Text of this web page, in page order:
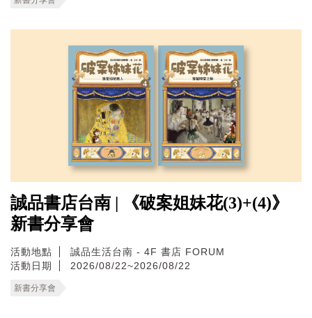
誠品書店台南 | 《破案姐妹花(3)+(4)》
新書分享會
活動地點
誠品生活台南 - 4F 書店 FORUM
活動日期
2026/08/22~2026/08/22
新書分享會